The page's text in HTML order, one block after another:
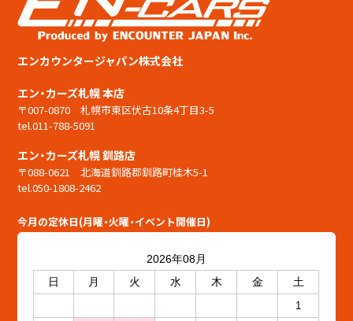
エンカウンタージャパン株式会社
エン・カーズ札幌 本店
〒007-0870 札幌市東区伏古10条4丁目3-5
tel.011-788-5091
エン・カーズ札幌 釧路店
〒088-0621 北海道釧路郡釧路町桂木5-1
tel.050-1808-2462
今月の定休日(月曜・火曜・イベント開催日)
2026年08月
日
月 火 水 木 金 土
1